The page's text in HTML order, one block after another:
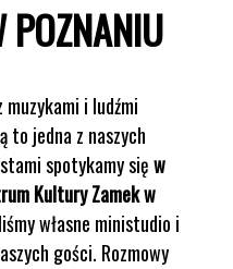
POZNANIU
i ludźmi
to jedna z naszych
spotykamy sięw
Kultury Zamek w
własne ministudio i
gości. Rozmowy